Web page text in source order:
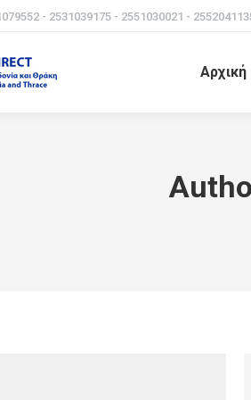
- 2531039175 - 2551030021 -
Αρχική